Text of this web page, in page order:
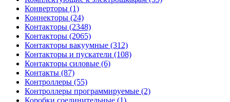
Конверторы (1)
Коннекторы (24)
Контакторы (2348)
Контакторы (2065)
Контакторы вакуумные (312)
Контакторы и пускатели (108)
Контакторы силовые (6)
Контакты (87)
Контроллеры (55)
Контроллеры программируемые (2)
Коробки соединительные (1)